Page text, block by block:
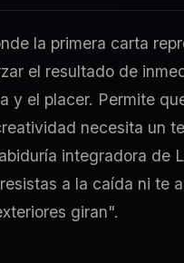
la primera carta
el resultado de
y el placer. Permite
necesita un
integradora de
a la caída ni te
giran".